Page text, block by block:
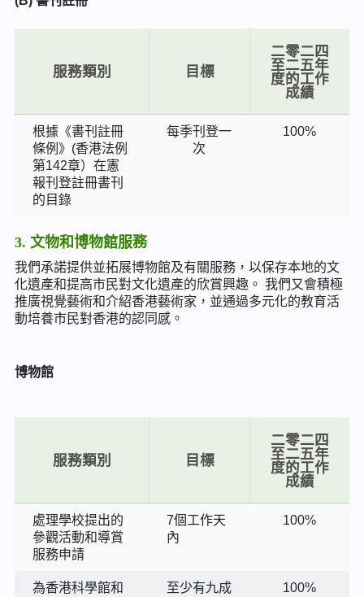
服務類別 目標
二零二四
至二五年
度的工作
成績
根據《書刊註冊
條例》(香港法例
第142章）在憲
報刊登註冊書刊
的目錄
每季刊登一
次
100%
3. 文物和博物館服務
我們承諾提供並拓展博物館及有關服務，以保存本地的文
化遺產和提高市民對文化遺產的欣賞興趣。 我們又會積極
推廣視覺藝術和介紹香港藝術家，並通過多元化的教育活
動培養市民對香港的認同感。
博物館
服務類別 目標
二零二四
至二五年
度的工作
成績
處理學校提出的
參觀活動和導賞
服務申請
7個工作天
內
100%
為香港科學館和
至少有九成
100%